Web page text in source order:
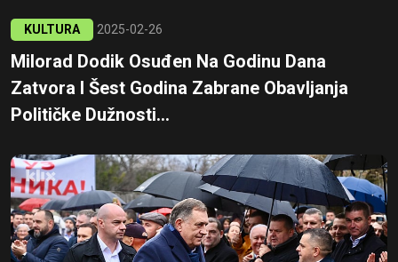
KULTURA 2025-02-26
Milorad Dodik Osuđen Na Godinu Dana
Zatvora I Šest Godina Zabrane Obavljanja
Političke Dužnosti...